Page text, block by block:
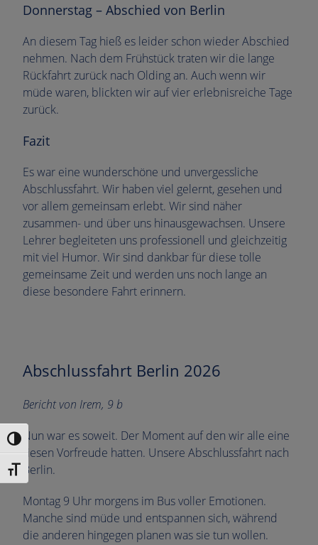
Umschalten auf hohe Kontraste
Schrift vergrößern
Donnerstag – Abschied von Berlin
An diesem Tag hieß es leider schon wieder Abschied
nehmen. Nach dem Frühstück traten wir die lange
Rückfahrt zurück nach Olding an. Auch wenn wir
müde waren, blickten wir auf vier erlebnisreiche Tage
zurück.
Fazit
Es war eine wunderschöne und unvergessliche
Abschlussfahrt. Wir haben viel gelernt, gesehen und
vor allem gemeinsam erlebt. Wir sind näher
zusammen- und über uns hinausgewachsen. Unsere
Lehrer begleiteten uns professionell und gleichzeitig
mit viel Humor. Wir sind dankbar für diese tolle
gemeinsame Zeit und werden uns noch lange an
diese besondere Fahrt erinnern.
Abschlussfahrt Berlin 2026
Bericht von Irem, 9 b
Nun war es soweit. Der Moment auf den wir alle eine
riesen Vorfreude hatten. Unsere Abschlussfahrt nach
Berlin.
Montag 9 Uhr morgens im Bus voller Emotionen.
Manche sind müde und entspannen sich, während
die anderen hingegen planen was sie tun wollen.